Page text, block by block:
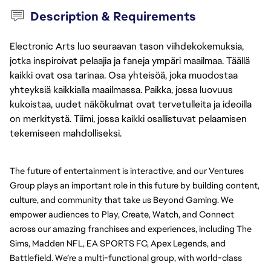
Description & Requirements
Electronic Arts luo seuraavan tason viihdekokemuksia,
jotka inspiroivat pelaajia ja faneja ympäri maailmaa. Täällä
kaikki ovat osa tarinaa. Osa yhteisöä, joka muodostaa
yhteyksiä kaikkialla maailmassa. Paikka, jossa luovuus
kukoistaa, uudet näkökulmat ovat tervetulleita ja ideoilla
on merkitystä. Tiimi, jossa kaikki osallistuvat pelaamisen
tekemiseen mahdolliseksi.
The future of entertainment is interactive, and our Ventures
Group plays an important role in this future by building content,
culture, and community that take us Beyond Gaming. We
empower audiences to Play, Create, Watch, and Connect
across our amazing franchises and experiences, including The
Sims, Madden NFL, EA SPORTS FC, Apex Legends, and
Battlefield. We’re a multi-functional group, with world-class